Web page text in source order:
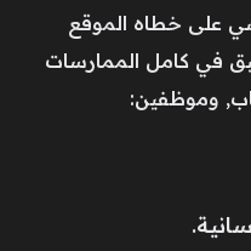
على خطاه الموقع
في كامل الممارسات
وموظفين: